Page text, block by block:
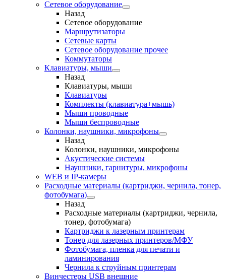
Сетевое оборудование
Назад
Сетевое оборудование
Маршрутизаторы
Сетевые карты
Сетевое оборудование прочее
Коммутаторы
Клавиатуры, мыши
Назад
Клавиатуры, мыши
Клавиатуры
Комплекты (клавиатура+мышь)
Мыши проводные
Мыши беспроводные
Колонки, наушники, микрофоны
Назад
Колонки, наушники, микрофоны
Акустические системы
Наушники, гарнитуры, микрофоны
WEB и IP-камеры
Расходные материалы (картриджи, чернила, тонер,
фотобумага)
Назад
Расходные материалы (картриджи, чернила,
тонер, фотобумага)
Картриджи к лазерным принтерам
Тонер для лазерных принтеров/МФУ
Фотобумага, пленка для печати и
ламинирования
Чернила к струйным принтерам
Винчестеры USB внешние